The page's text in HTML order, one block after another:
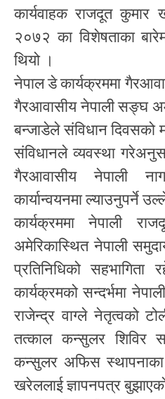
कार्यवाहक राजदूत
२०७२ का विशेषताका
थियो ।
नेपाल डे कार्यक्रममा
गैरआवासीय नेपाली सङ्घ
बन्जाडेले संविधान दिवसको
संविधानले व्यवस्था
गैरआवासीय नेपाली
कार्यान्वयनमा ल्याउनुपर्ने
कार्यक्रममा नेपाली
अमेरिकास्थित नेपाली
प्रतिनिधिको
कार्यक्रमको सन्दर्भमा
राजेन्द्र वाग्ले नेतृत्वको
तत्काल कन्सुलर शिविर
कन्सुलर अफिस स्थापनाका
खरेललाई ज्ञापनपत्र